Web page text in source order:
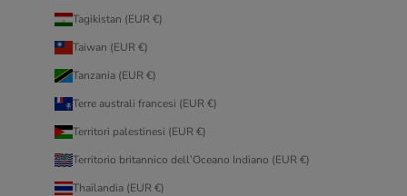
Tagikistan (EUR €)
Taiwan (EUR €)
Tanzania (EUR €)
Terre australi francesi (EUR €)
Territori palestinesi (EUR €)
Territorio britannico dell’Oceano Indiano (EUR €)
Thailandia (EUR €)